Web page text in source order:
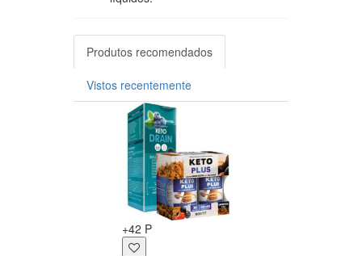
Produtos recomendados
Vistos recentemente
+42 P